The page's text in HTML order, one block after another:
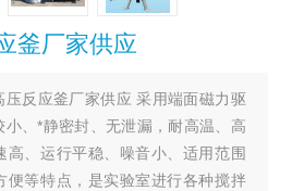
釜厂家供应
压反应釜厂家供应 采用端面磁力驱
、*静密封、无泄漏，耐高温、高
高、运行平稳、噪音小、适用范围
便等特点，是实验室进行各种搅拌